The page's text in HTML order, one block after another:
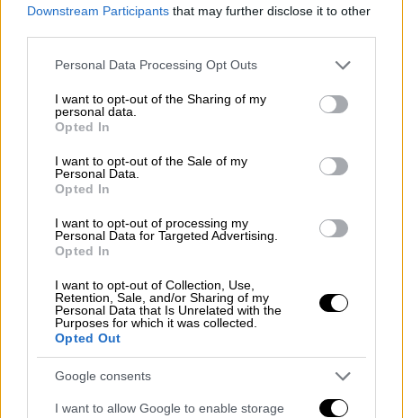
Downstream Participants that may further disclose it to other
Please note that this website/app uses one or more Google
not limited to your visit or usage behaviour. You may click to
grant or deny consent to Google and its third-party tags to
use your data for below specified purposes in below Google
consent section.
Personal Data Processing Opt Outs
I want to opt-out of the Sharing of my
personal data.
Opted In
I want to opt-out of the Sale of my
Personal Data.
Opted In
I want to opt-out of processing my
Personal Data for Targeted Advertising.
Opted In
I want to opt-out of Collection, Use,
Retention, Sale, and/or Sharing of my
Personal Data that Is Unrelated with the
Purposes for which it was collected.
Opted Out
Google consents
I want to allow Google to enable storage
Όπως αναφέρει στην ανάρτησή της: «Καλώς
ήρθες στον κόσμο, Millie. Γεννημένη στις 29
Μαρτίου, οι καρδιές μας είναι πιο γεμάτες
ευλογημένοι που σε έχουμε στη ζωή μας».